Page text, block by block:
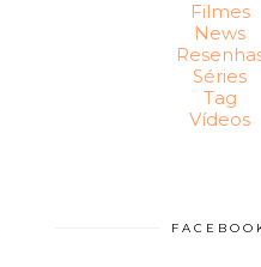
Filmes
News
Séries
Tag
Vídeos